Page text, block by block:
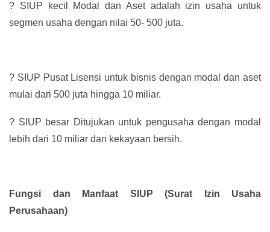
? SIUP kecil Modal dan Aset adalah izin usaha untuk
segmen usaha dengan nilai 50- 500 juta.
? SIUP Pusat Lisensi untuk bisnis dengan modal dan aset
mulai dari 500 juta hingga 10 miliar.
? SIUP besar Ditujukan untuk pengusaha dengan modal
lebih dari 10 miliar dan kekayaan bersih.
Fungsi dan Manfaat SIUP (Surat Izin Usaha
Perusahaan)